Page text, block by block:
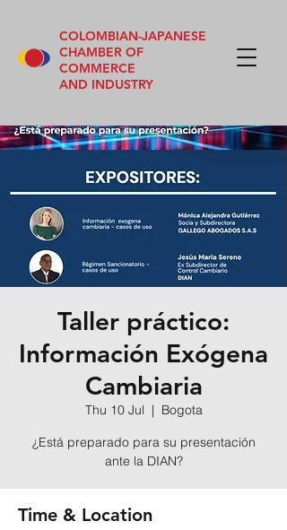
COLOMBIAN-JAPANESE
CHAMBER OF
COMMERCE
AND INDUSTRY
Taller práctico:
Información Exógena
Cambiaria
Thu 10 Jul
  |
Bogota
¿Está preparado para su presentación
ante la DIAN?
Time & Location